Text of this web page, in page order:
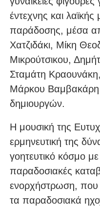
έντεχνης και
παράδοσης, μέσα
Χατζιδάκι, Μίκη
Μικρούτσικου,
Σταμάτη
Μάρκου Βαμβακάρη
δημιουργών.
Η μουσική της
ερμηνευτική της
γοητευτικό κόσμο με
παραδοσιακές
ενορχήστρωση, που
τα παραδοσιακά